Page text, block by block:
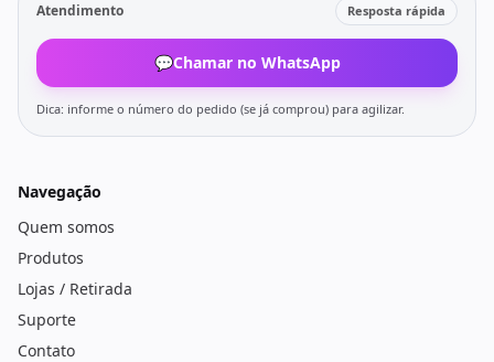
Atendimento Resposta rápida
💬Chamar no WhatsApp
Dica: informe o número do pedido (se já comprou) para agilizar.
Navegação
Quem somos
Produtos
Lojas / Retirada
Suporte
Contato